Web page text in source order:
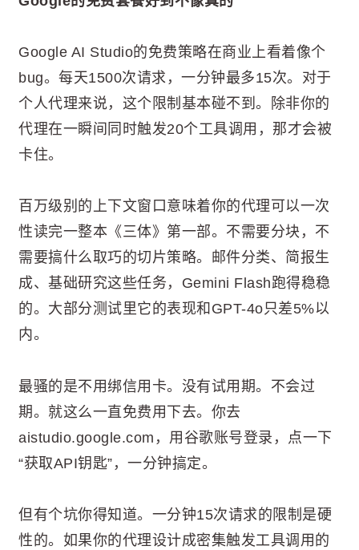
Google AI Studio的免费策略在商业上看着像个
bug。每天1500次请求，一分钟最多15次。对于
个人代理来说，这个限制基本碰不到。除非你的
代理在一瞬间同时触发20个工具调用，那才会被
卡住。
百万级别的上下文窗口意味着你的代理可以一次
性读完一整本《三体》第一部。不需要分块，不
需要搞什么取巧的切片策略。邮件分类、简报生
成、基础研究这些任务，Gemini Flash跑得稳稳
的。大部分测试里它的表现和GPT-4o只差5%以
内。
最骚的是不用绑信用卡。没有试用期。不会过
期。就这么一直免费用下去。你去
aistudio.google.com，用谷歌账号登录，点一下
“获取API钥匙”，一分钟搞定。
但有个坑你得知道。一分钟15次请求的限制是硬
性的。如果你的代理设计成密集触发工具调用的